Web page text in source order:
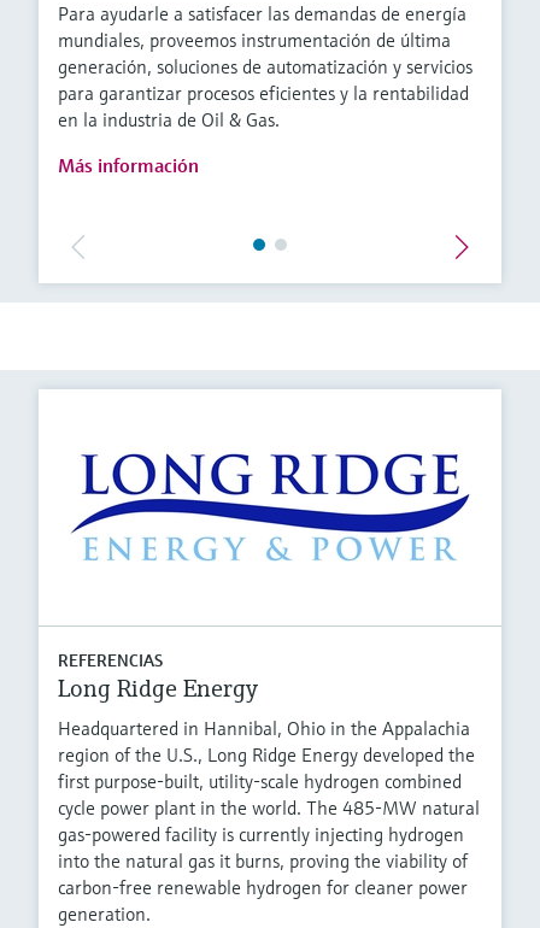
Para ayudarle a satisfacer las demandas de energía
mundiales, proveemos instrumentación de última
generación, soluciones de automatización y servicios
para garantizar procesos eficientes y la rentabilidad
en la industria de Oil & Gas.
Más información
REFERENCIAS
Long Ridge Energy
Headquartered in Hannibal, Ohio in the Appalachia
region of the U.S., Long Ridge Energy developed the
first purpose-built, utility-scale hydrogen combined
cycle power plant in the world. The 485-MW natural
gas-powered facility is currently injecting hydrogen
into the natural gas it burns, proving the viability of
carbon-free renewable hydrogen for cleaner power
generation.